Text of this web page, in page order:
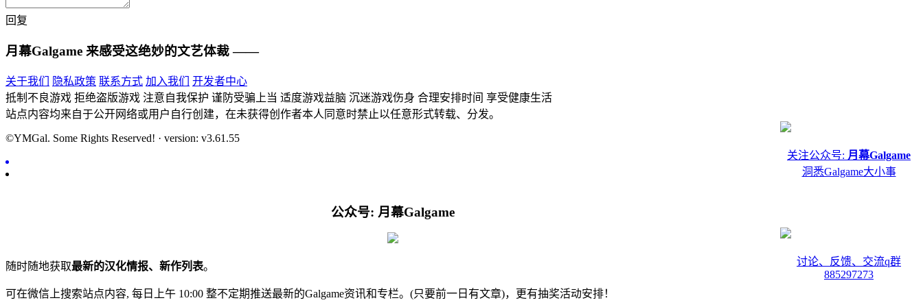
回复
月幕Galgame 来感受这绝妙的文艺体裁 ——
关于我们 隐私政策 联系方式 加入我们
开发者中心
抵制不良游戏 拒绝盗版游戏 注意自我保护 谨防受骗上当 适度游戏益脑 沉迷游戏伤身 合理安排时间 享受健康生活
站点内容均来自于公开网络或用户自行创建，在未获得创作者本人同意时禁止以任意形式转载、分发。
关注公众号: 月幕Galgame
洞悉Galgame大小事
讨论、反馈、交流q群
885297273
©YMGal. Some Rights Reserved! · version: v3.61.55
公众号: 月幕Galgame
随时随地获取最新的汉化情报、新作列表。
可在微信上搜索站点内容, 每日上午 10:00 整不定期推送最新的Galgame资讯和专栏。(只要前一日有文章)，更有抽奖活动安排！